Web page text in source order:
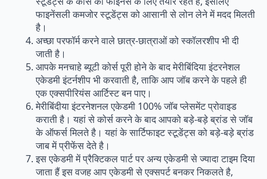
फाइनेंसली कमजोर स्टूडेंट्स को आसानी से लोन लेने में मदद मिलती
है।
अच्छा परफॉर्म करने वाले छात्र-छात्राओं को स्कॉलरशीप भी दी
जाती है।
आपके मनचाहे ब्यूटी कोर्स पूरी होने के बाद मेरीबिंदिया इंटरनेशल
एकेडमी इंटर्नशीप भी करवाती है, ताकि आप जॉब करने के पहले ही
एक एक्सपीरियंस आर्टिस्ट बन पाए।
मेरीबिंदीया इंटरनेशनल एकेडमी 100% जॉब प्लेसमेंट प्रोवाइड
कराती है। यहां से कोर्स करने के बाद आपको बड़े-बड़े ब्रांड से जॉब
के ऑफर्स मिलते है। यहां के सार्टिफाइट स्टूडेंट्स को बड़े-बड़े ब्रांड
जाब में प्रीफेंस देते है।
इस एकेडमी में प्रैक्टिकल पार्ट पर अन्य एकेडमी से ज्यादा टाइम दिया
जाता हैं इस वजह आप एकेडमी से एक्सपर्ट बनकर निकलते है,